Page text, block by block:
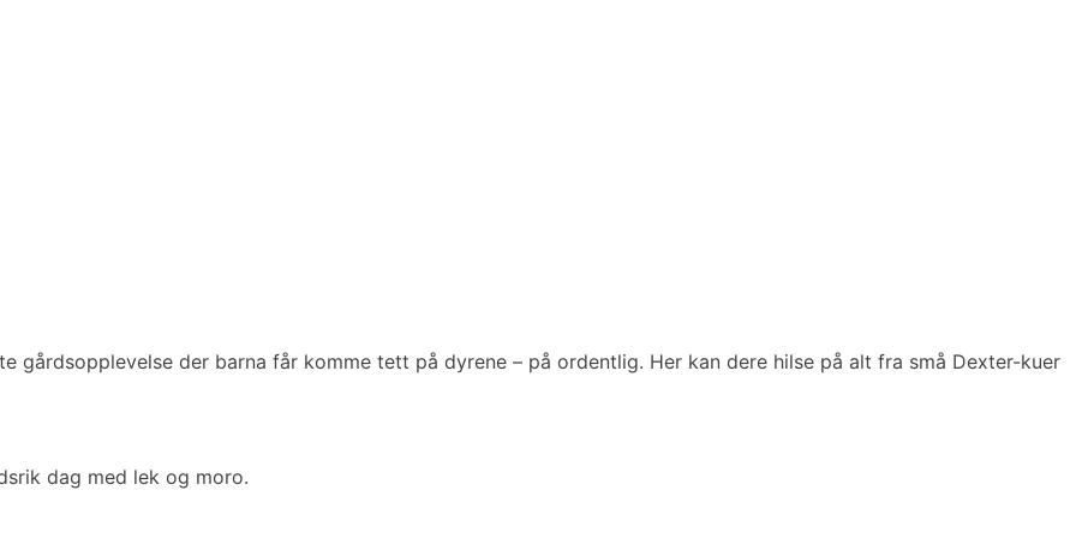
gårdsopplevelse der barna får komme tett på dyrene – på ordentlig. Her kan dere hilse på alt fra små Dexter-kuer
dag med lek og moro.